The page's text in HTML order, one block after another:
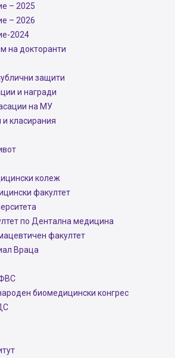
– 2025
– 2026
2024
на докторанти
защити
и награди
на МУ
класирания
колеж
факултет
по Дентална медицина
факултет
Враца
биомедицински конгрес